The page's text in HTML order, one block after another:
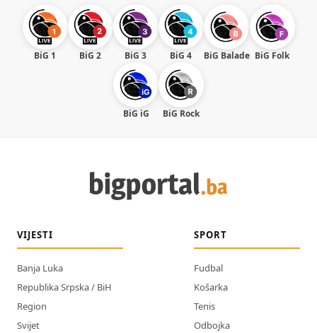
BiG 1 BiG 2 BiG 3 BiG 4 BiG Balade BiG Folk
BiG iG BiG Rock
VIJESTI
Banja Luka
Republika Srpska / BiH
Region
Svijet
SPORT
Fudbal
Košarka
Tenis
Odbojka